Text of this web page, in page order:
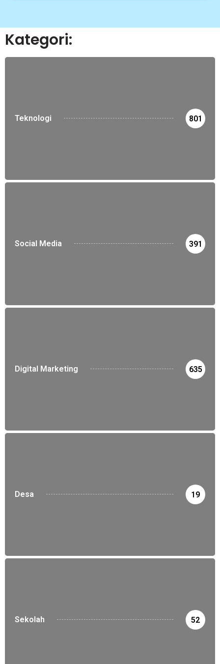
Kategori:
Teknologi 801
Social Media 391
Digital Marketing 635
Desa 19
Sekolah 52